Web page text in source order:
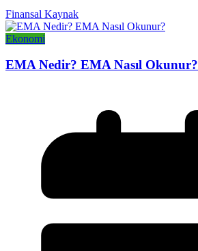
Finansal Kaynak
Ekonomi
EMA Nedir? EMA Nasıl Okunur?